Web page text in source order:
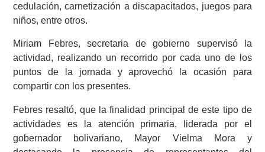
cedulación, carnetización a discapacitados, juegos para
niños, entre otros.
Miriam Febres, secretaria de gobierno supervisó la
actividad, realizando un recorrido por cada uno de los
puntos de la jornada y aprovechó la ocasión para
compartir con los presentes.
Febres resaltó, que la finalidad principal de este tipo de
actividades es la atención primaria, liderada por el
gobernador bolivariano, Mayor Vielma Mora y